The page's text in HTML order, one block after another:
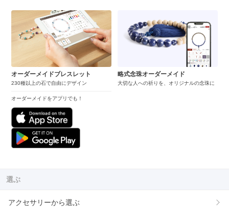
オーダーメイドブレスレット
230種以上の石で自由にデザイン
オーダーメイドをアプリでも！
略式念珠オーダーメイド
大切な人への祈りを、オリジナルの念珠に
選ぶ
アクセサリーから選ぶ